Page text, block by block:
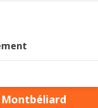
Montbéliard